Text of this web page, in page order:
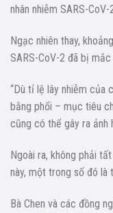
nhân nhiễm SARS-
Ngạc nhiên thay,
SARS-CoV-2 đã bị mắc
“Dù tỉ lệ lây nhiễm của
bằng phổi – mục tiêu
cũng có thể gây ra ảnh
Ngoài ra, không phải
này, một trong số đó là
Bà Chen và các đồng